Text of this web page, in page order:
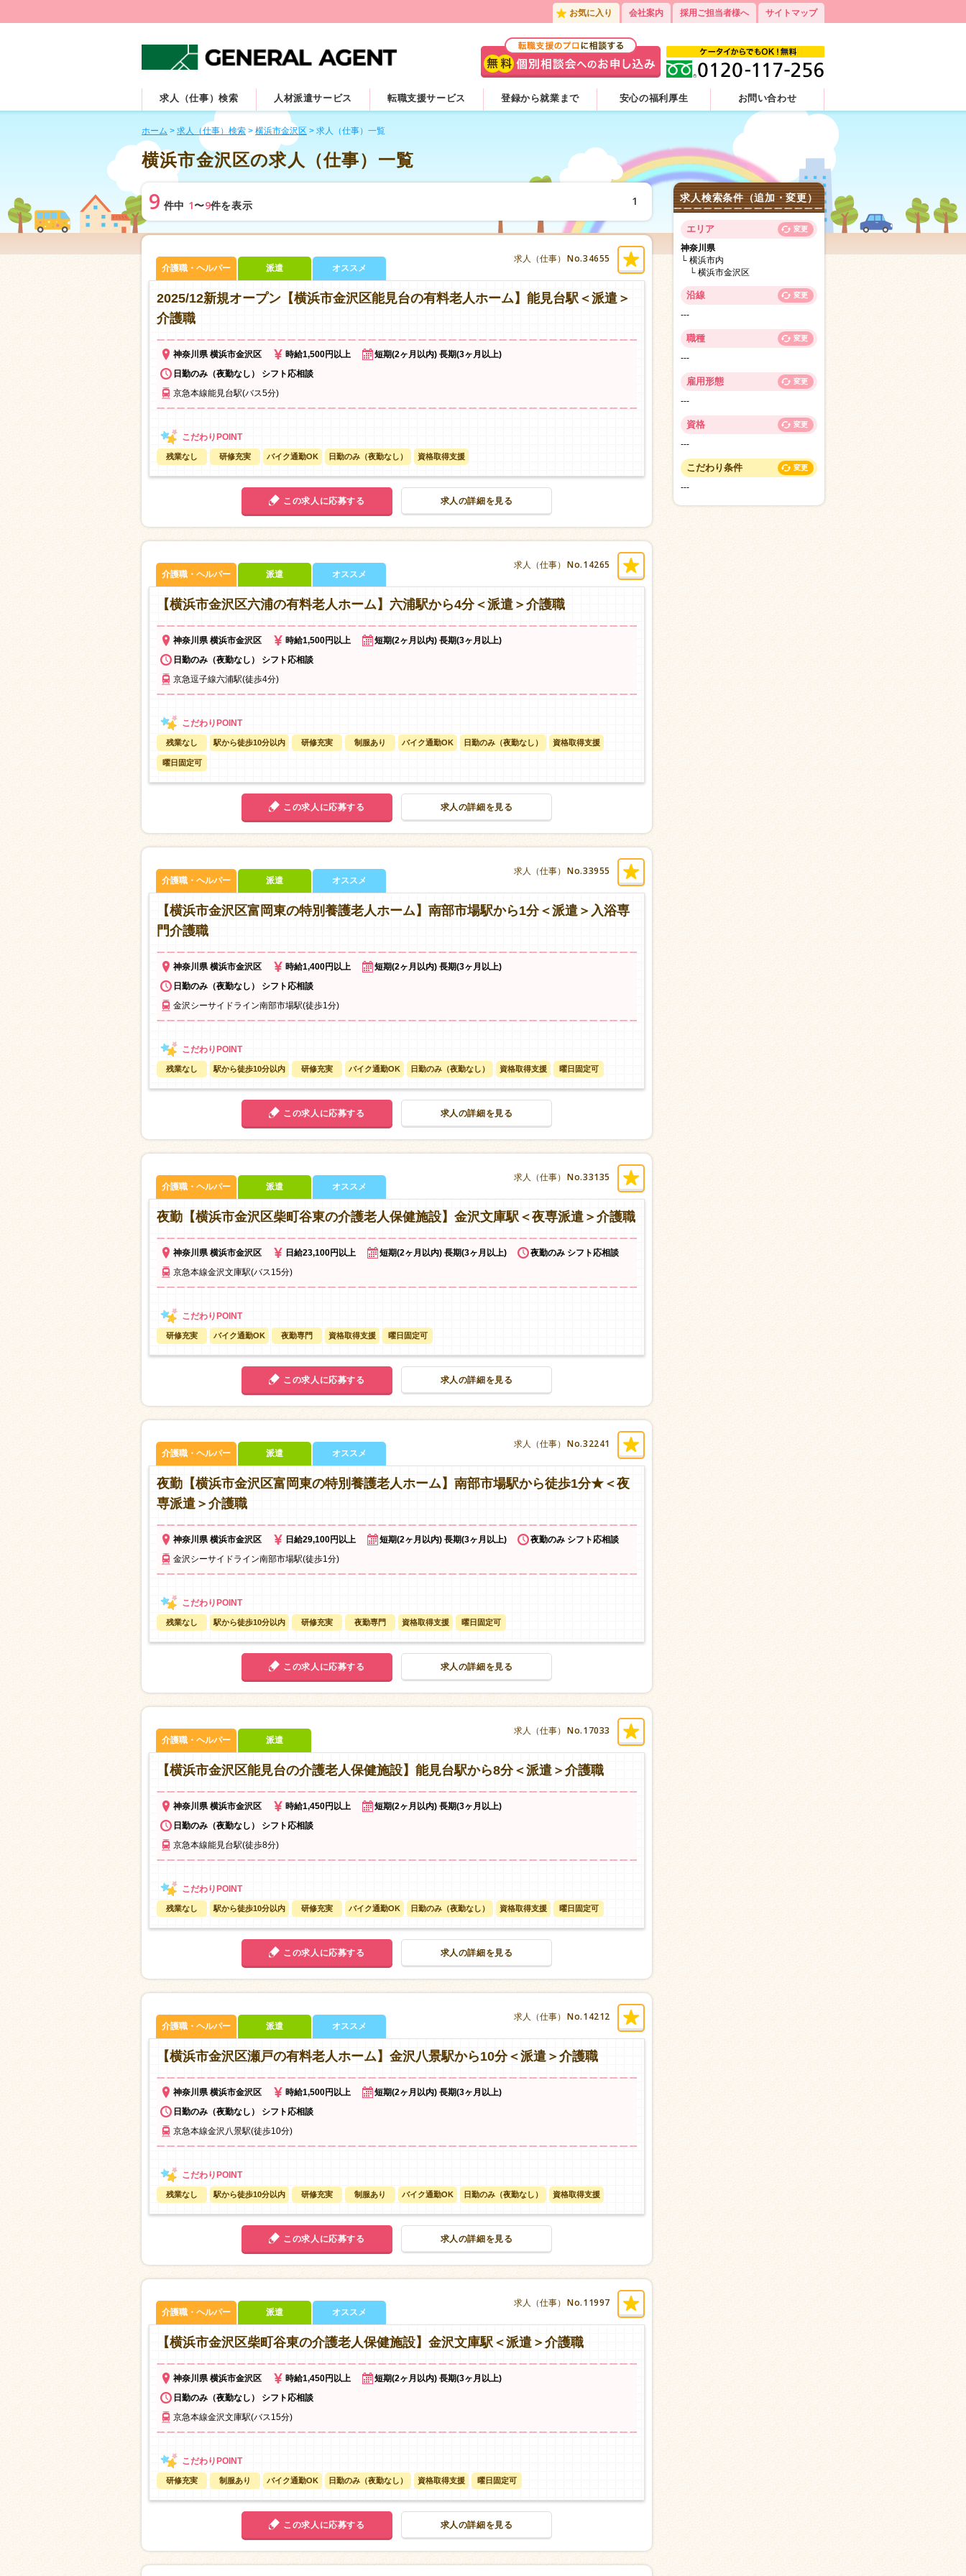
お気に入り 会社案内 採用ご担当者様へ サイトマップ
求人（仕事）検索 人材派遣サービス 転職支援サービス 登録から就業まで 安心の福利厚生 お問い合わせ
ホーム > 求人（仕事）検索 > 横浜市金沢区 > 求人（仕事）一覧
横浜市金沢区の求人（仕事）一覧
9 件中 1〜9件を表示 1
求人（仕事） No.34655
介護職・ヘルパー 派遣 オススメ
2025/12新規オープン【横浜市金沢区能見台の有料老人ホーム】能見台駅＜派遣＞
介護職
神奈川県 横浜市金沢区 時給1,500円以上
短期(2ヶ月以内) 長期(3ヶ月以上)
日勤のみ（夜勤なし） シフト応相談
京急本線能見台駅(バス5分)
残業なし 研修充実 バイク通勤OK 日勤のみ（夜勤なし） 資格取得支援
この求人に応募する 求人の詳細を見る
求人（仕事） No.14265
介護職・ヘルパー 派遣 オススメ
【横浜市金沢区六浦の有料老人ホーム】六浦駅から4分＜派遣＞介護職
神奈川県 横浜市金沢区 時給1,500円以上
短期(2ヶ月以内) 長期(3ヶ月以上)
日勤のみ（夜勤なし） シフト応相談
京急逗子線六浦駅(徒歩4分)
残業なし 駅から徒歩10分以内 研修充実 制服あり バイク通勤OK 日勤のみ（夜勤なし） 資格取得支援
曜日固定可
この求人に応募する 求人の詳細を見る
求人（仕事） No.33955
介護職・ヘルパー 派遣 オススメ
【横浜市金沢区富岡東の特別養護老人ホーム】南部市場駅から1分＜派遣＞入浴専
門介護職
神奈川県 横浜市金沢区 時給1,400円以上
短期(2ヶ月以内) 長期(3ヶ月以上)
日勤のみ（夜勤なし） シフト応相談
金沢シーサイドライン南部市場駅(徒歩1分)
残業なし 駅から徒歩10分以内 研修充実 バイク通勤OK 日勤のみ（夜勤なし） 資格取得支援 曜日固定可
この求人に応募する 求人の詳細を見る
求人（仕事） No.33135
介護職・ヘルパー 派遣 オススメ
夜勤【横浜市金沢区柴町谷東の介護老人保健施設】金沢文庫駅＜夜専派遣＞介護職
神奈川県 横浜市金沢区 日給23,100円以上 短期(2ヶ月以内) 長期(3ヶ月以上)
夜勤のみ シフト応相談
京急本線金沢文庫駅(バス15分)
研修充実 バイク通勤OK 夜勤専門 資格取得支援 曜日固定可
この求人に応募する 求人の詳細を見る
求人（仕事） No.32241
介護職・ヘルパー 派遣 オススメ
夜勤【横浜市金沢区富岡東の特別養護老人ホーム】南部市場駅から徒歩1分★＜夜
専派遣＞介護職
神奈川県 横浜市金沢区 日給29,100円以上 短期(2ヶ月以内) 長期(3ヶ月以上)
夜勤のみ シフト応相談
金沢シーサイドライン南部市場駅(徒歩1分)
残業なし 駅から徒歩10分以内 研修充実 夜勤専門 資格取得支援 曜日固定可
この求人に応募する 求人の詳細を見る
求人（仕事） No.17033
介護職・ヘルパー 派遣
【横浜市金沢区能見台の介護老人保健施設】能見台駅から8分＜派遣＞介護職
神奈川県 横浜市金沢区 時給1,450円以上
短期(2ヶ月以内) 長期(3ヶ月以上)
日勤のみ（夜勤なし） シフト応相談
京急本線能見台駅(徒歩8分)
残業なし 駅から徒歩10分以内 研修充実 バイク通勤OK 日勤のみ（夜勤なし） 資格取得支援 曜日固定可
この求人に応募する 求人の詳細を見る
求人（仕事） No.14212
介護職・ヘルパー 派遣 オススメ
【横浜市金沢区瀬戸の有料老人ホーム】金沢八景駅から10分＜派遣＞介護職
神奈川県 横浜市金沢区 時給1,500円以上
短期(2ヶ月以内) 長期(3ヶ月以上)
日勤のみ（夜勤なし） シフト応相談
京急本線金沢八景駅(徒歩10分)
残業なし 駅から徒歩10分以内 研修充実 制服あり バイク通勤OK 日勤のみ（夜勤なし） 資格取得支援
この求人に応募する 求人の詳細を見る
求人（仕事） No.11997
介護職・ヘルパー 派遣 オススメ
【横浜市金沢区柴町谷東の介護老人保健施設】金沢文庫駅＜派遣＞介護職
神奈川県 横浜市金沢区 時給1,450円以上
短期(2ヶ月以内) 長期(3ヶ月以上)
日勤のみ（夜勤なし） シフト応相談
京急本線金沢文庫駅(バス15分)
研修充実 制服あり バイク通勤OK 日勤のみ（夜勤なし） 資格取得支援 曜日固定可
この求人に応募する 求人の詳細を見る
求人検索条件（追加・変更）
エリア 変更
神奈川県
横浜市内
横浜市金沢区
沿線 変更
---
職種 変更
---
雇用形態 変更
---
資格 変更
---
こだわり条件 変更
---